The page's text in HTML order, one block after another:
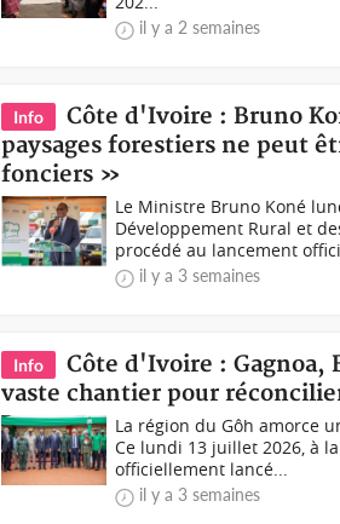
il y a 2 semaines
Info
Côte d'Ivoire : Bruno
paysages forestiers ne peut
fonciers »
Le Ministre Bruno Koné
Développement Rural et
procédé au lancement
il y a 3 semaines
Info
Côte d'Ivoire : Gagnoa,
vaste chantier pour
La région du Gôh amorce
Ce lundi 13 juillet 2026, à
officiellement lancé...
il y a 3 semaines